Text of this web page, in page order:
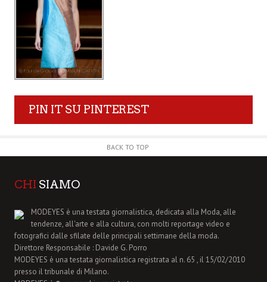
PIN IT SU PINTEREST
BACK TO TOP
CHI SIAMO
MODEYES è una testata giornalistica, dedicata alla Moda, alle
tendenze, all'arte e alla cultura, con molti reportage video e
fotografici dalle sfilate delle principali settimane della moda.
Direttore Responsabile : Davide G. Porro
MODEYES è una testata giornalistica registrata al n. 65 , il 15/02/2010
presso il tribunale di Milano.